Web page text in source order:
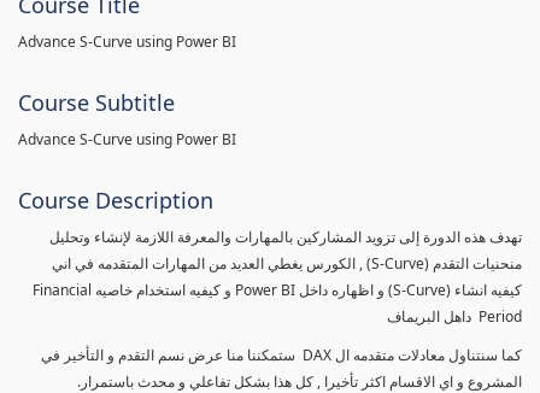
Advance S-Curve using Power BI
Course Subtitle
Advance S-Curve using Power BI
Course Description
تهدف هذه الدورة إلى تزويد المشاركين بالمهارات والمعرفة اللازمة لإنشاء وتحليل
منحنيات التقدم (S-Curve) , الكورس يغطي العديد من المهارات المتقدمه في اني
كيفيه انشاء (S-Curve) و اظهاره داخل Power BI و كيفيه استخدام خاصيه Financial
Period داهل البريماف
كما سنتناول معادلات متقدمه ال DAX ستمكننا منا عرض نسم التقدم و التأخير في
المشروع و اي الاقسام اكثر تأخيرا , كل هذا بشكل تفاعلي و محدث باستمرار.